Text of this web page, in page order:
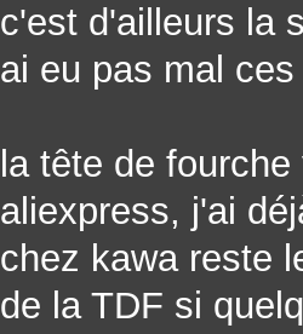
c'est d'ailleurs la
ai eu pas mal
la tête de
aliexpress, j'ai
chez kawa reste
de la TDF si